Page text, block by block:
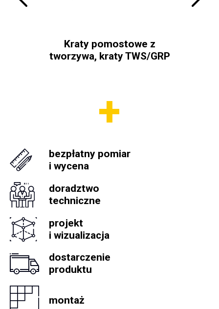
Kraty pomostowe z
tworzywa, kraty TWS/GRP
bezpłatny pomiar
i wycena
doradztwo
techniczne
projekt
i wizualizacja
dostarczenie
produktu
montaż